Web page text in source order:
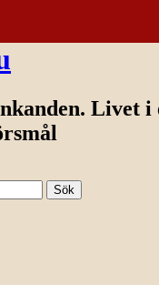
Livet